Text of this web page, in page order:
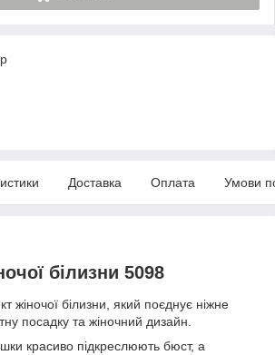
Доставка Оплата Умови
білизни 5098
жіночої білизни, який поєднує ніжне
посадку та жіночний дизайн.
красиво підкреслюють бюст, а